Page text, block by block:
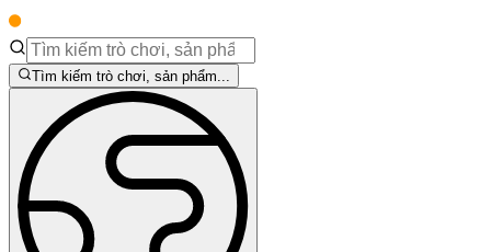
Tìm kiếm trò chơi, sản phẩm...